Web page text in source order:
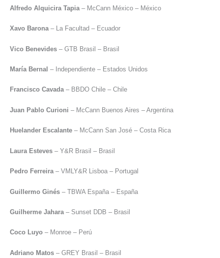
Alfredo Alquicira Tapia – McCann México – México
Xavo Barona– La Facultad – Ecuador
Vico Benevides – GTB Brasil – Brasil
María Bernal – Independiente – Estados Unidos
Francisco Cavada– BBDO Chile – Chile
Juan Pablo Curioni – McCann Buenos Aires – Argentina
Huelander Escalante – McCann San José – Costa Rica
Laura Esteves – Y&R Brasil – Brasil
Pedro Ferreira– VMLY&R Lisboa – Portugal
Guillermo Ginés – TBWA España – España
Guilherme Jahara– Sunset DDB – Brasil
Coco Luyo – Monroe – Perú
Adriano Matos – GREY Brasil – Brasil